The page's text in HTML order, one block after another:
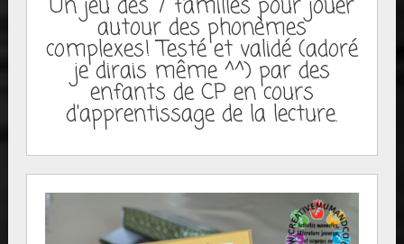
Un jeu des 7 familles pour jouer
autour des phonèmes
complexes! Testé et validé (adoré
je dirais même ^^) par des
enfants de CP en cours
d'apprentissage de la lecture.